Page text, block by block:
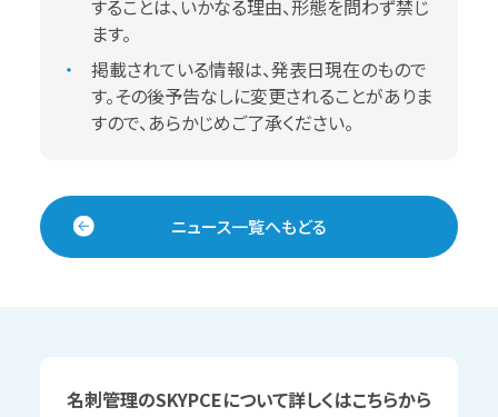
することは、いかなる理由、形態を問わず禁じ
ます。
掲載されている情報は、発表日現在のもので
す。その後予告なしに変更されることがありま
すので、あらかじめご了承ください。
ニュース一覧へもどる
名刺管理のSKYPCEについて詳しくはこちらから